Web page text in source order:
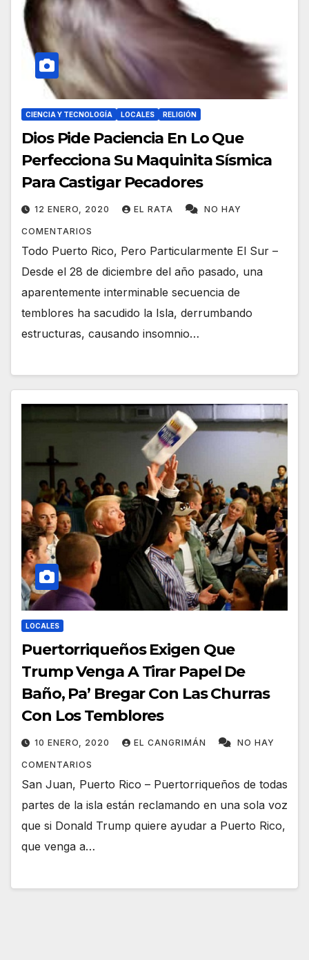
CIENCIA Y TECNOLOGÍA LOCALES RELIGIÓN
Dios Pide Paciencia En Lo Que
Perfecciona Su Maquinita Sísmica
Para Castigar Pecadores
12 ENERO, 2020 EL RATA NO HAY
COMENTARIOS
Todo Puerto Rico, Pero Particularmente El Sur –
Desde el 28 de diciembre del año pasado, una
aparentemente interminable secuencia de
temblores ha sacudido la Isla, derrumbando
estructuras, causando insomnio…
LOCALES
Puertorriqueños Exigen Que
Trump Venga A Tirar Papel De
Baño, Pa’ Bregar Con Las Churras
Con Los Temblores
10 ENERO, 2020 EL CANGRIMÁN NO HAY
COMENTARIOS
San Juan, Puerto Rico – Puertorriqueños de todas
partes de la isla están reclamando en una sola voz
que si Donald Trump quiere ayudar a Puerto Rico,
que venga a…